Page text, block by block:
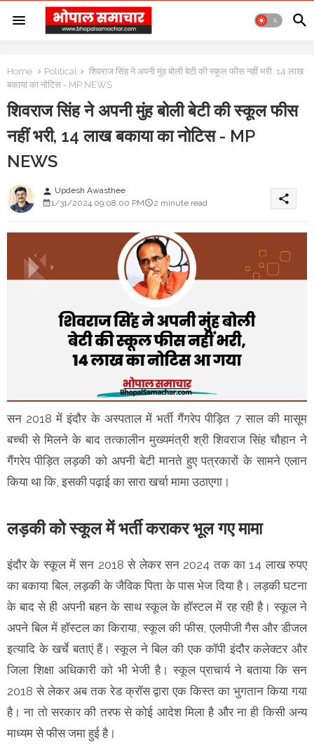
Home Political
शिवराज सिंह ने अपनी मुंह बोली बेटी की स्कूल फीस नहीं भरी, 14 लाख
बकाया का नोटिस - MP NEWS
शिवराज सिंह ने अपनी मुंह बोली बेटी की स्कूल फीस
नहीं भरी, 14 लाख बकाया का नोटिस - MP
NEWS
person Updesh Awasthee
1/31/2024 09:08:00 PM
2 minute read share
सन 2018 में इंदौर के अस्पताल में भर्ती गैंगरेप पीड़ित 7 साल की मासूम
बच्ची से मिलने के बाद तत्कालीन मुख्यमंत्री श्री शिवराज सिंह चौहान ने
गैंगरेप पीड़ित लड़की को अपनी बेटी मानते हुए पत्रकारों के सामने एलान
किया था कि, इसकी पढ़ाई का सारा खर्चा मामा उठाएगा।
लड़की को स्कूल में भर्ती कराकर भूल गए मामा
इंदौर के स्कूल में सन 2018 से लेकर सन 2024 तक का 14 लाख रुपए
का बकाया बिल, लड़की के जैविक पिता के पास भेज दिया है। लड़की घटना
के बाद से ही अपनी बहन के साथ स्कूल के हॉस्टल में रह रही है। स्कूल ने
अपने बिल में हॉस्टल का किराया, स्कूल की फीस, एलपीजी गैस और डीजल
इत्यादि के खर्चे बताएं हैं। स्कूल ने बिल की एक कॉपी इंदौर कलेक्टर और
जिला शिक्षा अधिकारी को भी भेजी है। स्कूल प्राचार्य ने बताया कि सन
2018 से लेकर अब तक रेड क्रॉस द्वारा एक किस्त का भुगतान किया गया
है। ना तो सरकार की तरफ से कोई आदेश मिला है और ना ही किसी अन्य
माध्यम से फीस जमा हुई है।